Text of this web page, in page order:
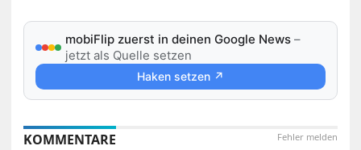
mobiFlip zuerst in deinen Google News –
jetzt als Quelle setzen
Haken setzen ↗
Fehler melden
KOMMENTARE